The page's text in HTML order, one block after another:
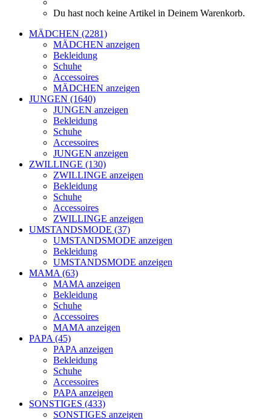
Du hast noch keine Artikel in Deinem Warenkorb.
MÄDCHEN (2281)
MÄDCHEN anzeigen
Bekleidung
Schuhe
Accessoires
MÄDCHEN anzeigen
JUNGEN (1640)
JUNGEN anzeigen
Bekleidung
Schuhe
Accessoires
JUNGEN anzeigen
ZWILLINGE (130)
ZWILLINGE anzeigen
Bekleidung
Schuhe
Accessoires
ZWILLINGE anzeigen
UMSTANDSMODE (37)
UMSTANDSMODE anzeigen
Bekleidung
UMSTANDSMODE anzeigen
MAMA (63)
MAMA anzeigen
Bekleidung
Schuhe
Accessoires
MAMA anzeigen
PAPA (45)
PAPA anzeigen
Bekleidung
Schuhe
Accessoires
PAPA anzeigen
SONSTIGES (433)
SONSTIGES anzeigen